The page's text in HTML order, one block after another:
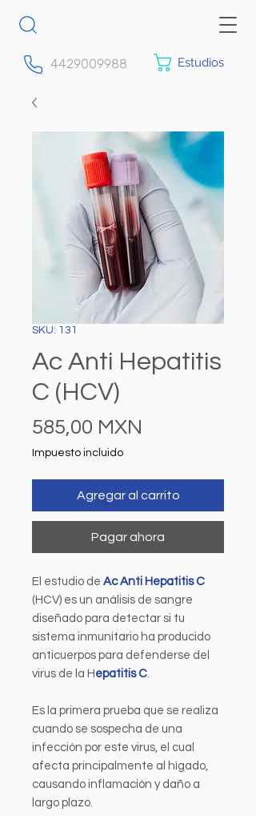
4429009988 Estudios
SKU: 131
Ac Anti Hepatitis
C (HCV)
585,00 MXN
Impuesto incluido
Agregar al carrito
Pagar ahora
El estudio de Ac Anti Hepatitis C
(HCV) es un análisis de sangre
diseñado para detectar si tu
sistema inmunitario ha producido
anticuerpos para defenderse del
virus de la H epatitis C.
Es la primera prueba que se realiza
cuando se sospecha de una
infección por este virus, el cual
afecta principalmente al hígado,
causando inflamación y daño a
largo plazo.